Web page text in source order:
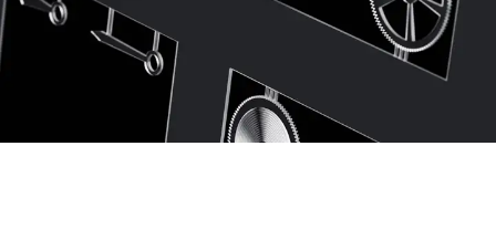
Variantes de produto
Downloads